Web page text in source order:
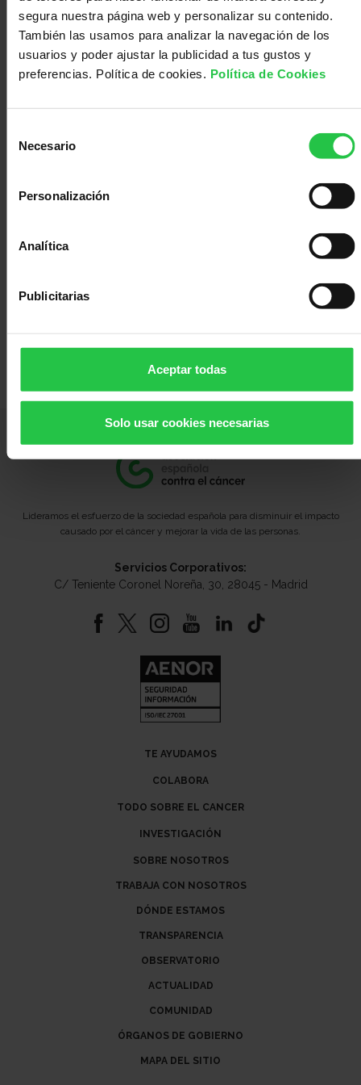
segura nuestra página web y personalizar su contenido.
También las usamos para analizar la navegación de los
usuarios y poder ajustar la publicidad a tus gustos y
preferencias. Política de cookies. Política de Cookies
Necesario
Personalización
Analítica
Publicitarias
Aceptar todas
Solo usar cookies necesarias
Alimentación para pacientes:
https://bit.ly/3ElauRI
Miedo a la recaída:https://bit.ly/3mpTRyh
https://bit.ly/3yJPrap
Yoga online:
Comer bien, vivir mejor (población general):
Lideramos el esfuerzo de la sociedad española para disminuir el impacto
causado por el cáncer y mejorar la vida de las personas.
Servicios Corporativos:
C/ Teniente Coronel Noreña, 30, 28045 - Madrid
TE AYUDAMOS
COLABORA
TODO SOBRE EL CANCER
INVESTIGACIÓN
SOBRE NOSOTROS
TRABAJA CON NOSOTROS
DÓNDE ESTAMOS
TRANSPARENCIA
OBSERVATORIO
ACTUALIDAD
COMUNIDAD
ÓRGANOS DE GOBIERNO
MAPA DEL SITIO